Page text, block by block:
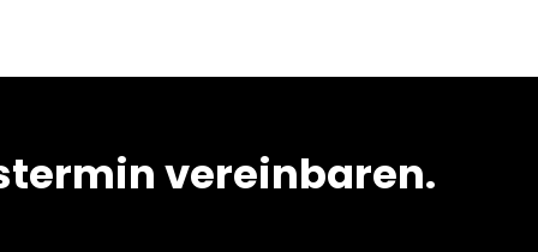
vereinbaren.